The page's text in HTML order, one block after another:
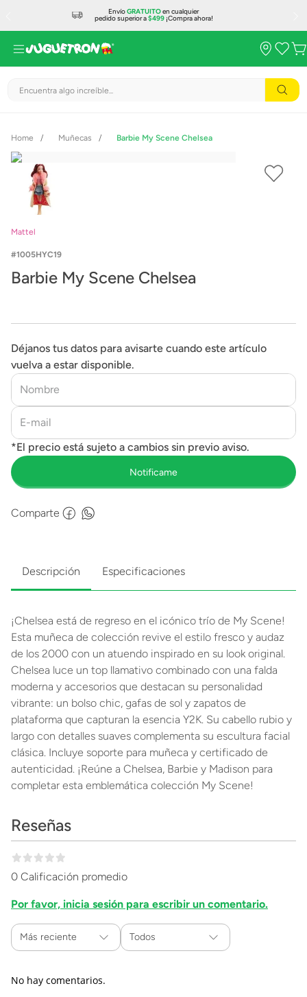
EnvíoGRATUITOen cualquier
pedido superior a$499¡Compra ahora!
Encuentra algo increíble...
Muñecas Barbie My Scene Chelsea
Mattel
1005HYC19
Barbie My Scene Chelsea
Déjanos tus datos para avisarte cuando este artículo
vuelva a estar disponible.
Comparte
Descripción Especificaciones
¡Chelsea está de regreso en el icónico trío de My Scene!
Esta muñeca de colección revive el estilo fresco y audaz
de los 2000 con un atuendo inspirado en su look original.
Chelsea luce un top llamativo combinado con una falda
moderna y accesorios que destacan su personalidad
vibrante: un bolso chic, gafas de sol y zapatos de
plataforma que capturan la esencia Y2K. Su cabello rubio y
largo con detalles suaves complementa su escultura facial
clásica. Incluye soporte para muñeca y certificado de
autenticidad. ¡Reúne a Chelsea, Barbie y Madison para
completar esta emblemática colección My Scene!
Reseñas
0 Calificación promedio
Por favor, inicia sesión para escribir un comentario.
Más reciente Todos
No hay comentarios.